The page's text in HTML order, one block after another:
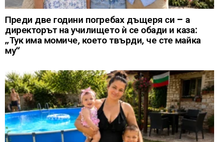
Преди две години погребах дъщеря си – а
директорът на училището ѝ се обади и каза:
„Тук има момиче, което твърди, че сте майка
му“